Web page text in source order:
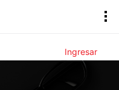
Ingresar